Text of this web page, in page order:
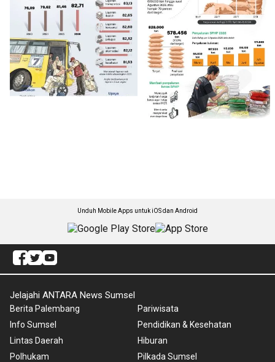
Unduh Mobile Apps untuk iOS dan Android
Jelajahi ANTARA News Sumsel
Berita Palembang
Info Sumsel
Lintas Daerah
Polhukam
Pariwisata
Pendidikan & Kesehatan
Hiburan
Pilkada Sumsel